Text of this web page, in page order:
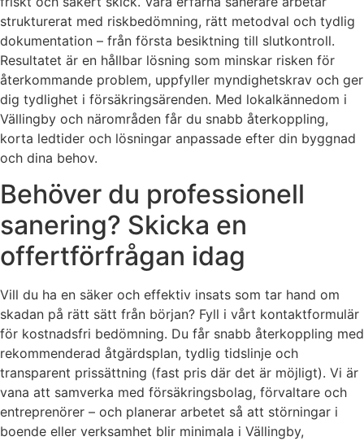
strukturerat med riskbedömning, rätt metodval och tydlig
dokumentation – från första besiktning till slutkontroll.
Resultatet är en hållbar lösning som minskar risken för
återkommande problem, uppfyller myndighetskrav och ger
dig tydlighet i försäkringsärenden. Med lokalkännedom i
Vällingby och närområden får du snabb återkoppling,
korta ledtider och lösningar anpassade efter din byggnad
och dina behov.
Behöver du professionell
sanering? Skicka en
offertförfrågan idag
Vill du ha en säker och effektiv insats som tar hand om
skadan på rätt sätt från början? Fyll i vårt kontaktformulär
för kostnadsfri bedömning. Du får snabb återkoppling med
rekommenderad åtgärdsplan, tydlig tidslinje och
transparent prissättning (fast pris där det är möjligt). Vi är
vana att samverka med försäkringsbolag, förvaltare och
entreprenörer – och planerar arbetet så att störningar i
boende eller verksamhet blir minimala i Vällingby,